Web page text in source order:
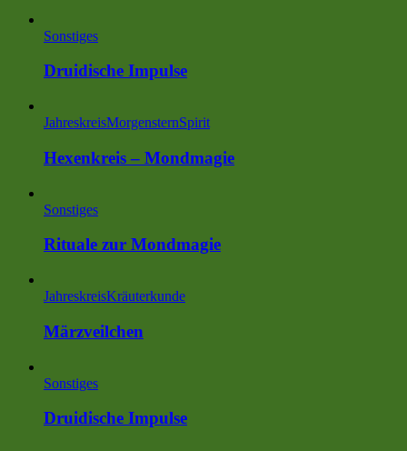
Sonstiges
Druidische Impulse
JahreskreisMorgensternSpirit
Hexenkreis – Mondmagie
Sonstiges
Rituale zur Mondmagie
JahreskreisKräuterkunde
Märzveilchen
Sonstiges
Druidische Impulse